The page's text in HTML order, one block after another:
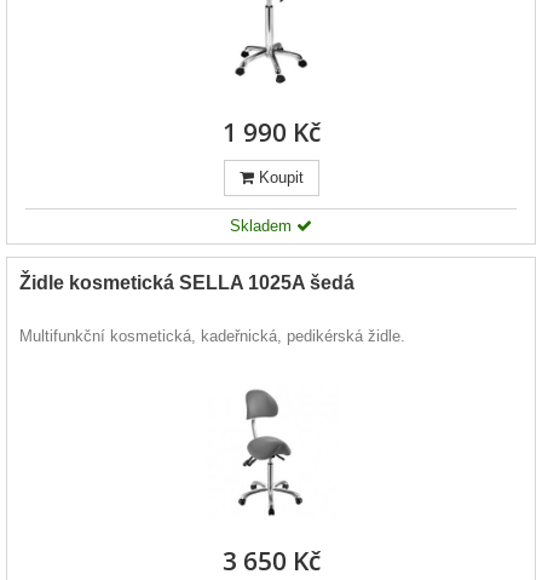
1 990 Kč
Koupit
Skladem
Židle kosmetická SELLA 1025A šedá
Multifunkční kosmetická, kadeřnická, pedikérská židle.
3 650 Kč